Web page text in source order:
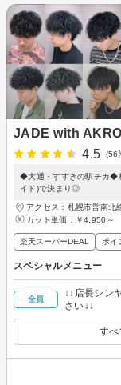
JADE with
4.5
(56
◆大通・すすきの駅チカ◆
イド)で決まり◎
アクセス：札幌市営南北
カット単価： ￥4,950～
楽天スーパーDEAL ポイ
スペシャルメニュー
全員
↓↓店長シン
さい↓↓
す